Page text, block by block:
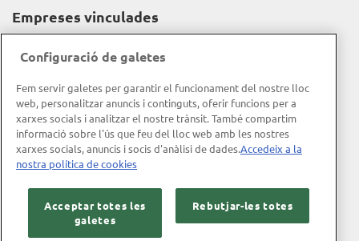
Empreses vinculades
Gravida
Informació corporativa
Memòria d'activitat
Política de qualitat
Configuració de galetes
Fem servir galetes per garantir el funcionament del nostre lloc
web, personalitzar anuncis i continguts, oferir funcions per a
xarxes socials i analitzar el nostre trànsit. També compartim
informació sobre l'ús que feu del lloc web amb les nostres
xarxes socials, anuncis i socis d'anàlisi de dades.Accedeix a la
nostra política de cookies
Acceptar totes les
galetes
Rebutjar-les totes